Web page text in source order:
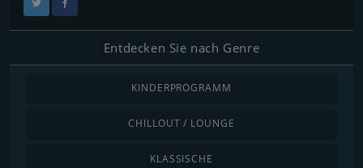
Entdecken Sie nach Genre
KINDERPROGRAMM
CHILLOUT / LOUNGE
KLASSISCHE